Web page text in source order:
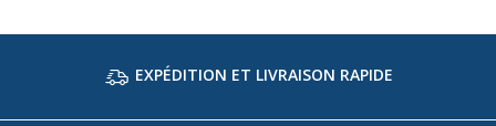
EXPÉDITION ET LIVRAISON RAPIDE